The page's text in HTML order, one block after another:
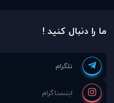
ما را دنبال کنید !